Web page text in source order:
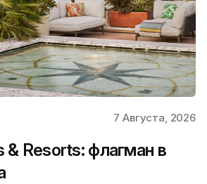
7 Августа, 2026
& Resorts: флагман в